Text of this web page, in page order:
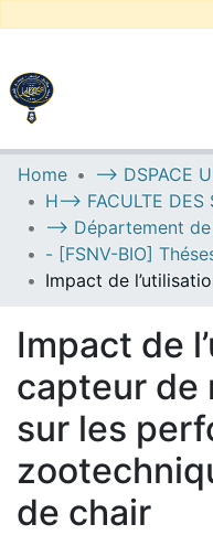
UNIVERSITY OF
Communities &
All of DSpace
Statistics
Home
Impact de
capteur de
sur les
de chair